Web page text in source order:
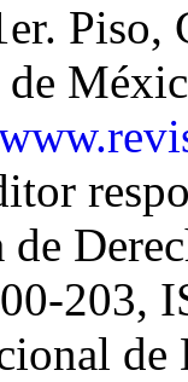
de
203,
de